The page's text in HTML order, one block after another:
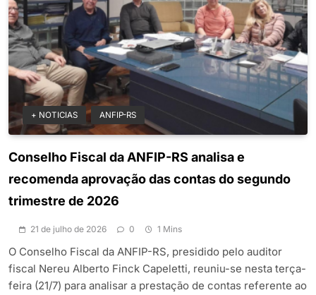
+ NOTICIAS ANFIP-RS
Conselho Fiscal da ANFIP-RS analisa e
recomenda aprovação das contas do segundo
trimestre de 2026
21 de julho de 2026 0 1 Mins
O Conselho Fiscal da ANFIP-RS, presidido pelo auditor
fiscal Nereu Alberto Finck Capeletti, reuniu-se nesta terça-
feira (21/7) para analisar a prestação de contas referente ao